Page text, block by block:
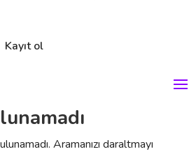
Kayıt ol
Aramanızı daraltmayı